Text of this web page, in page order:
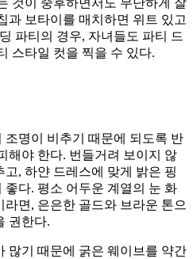
것이 중후하면서도 무난하게 잘
과 보타이를 매치하면 위트 있고
파티의 경우, 자녀들도 파티 드
스타일 컷을 찍을 수 있다.
명이 비추기 때문에 되도록 반
해야 한다. 번들거려 보이지 않
, 하얀 드레스에 맞게 밝은 핑
다. 평소 어두운 계열의 눈 화
면, 은은한 골드와 브라운 톤으
권한다.
많기 때문에 굵은 웨이브를 약간